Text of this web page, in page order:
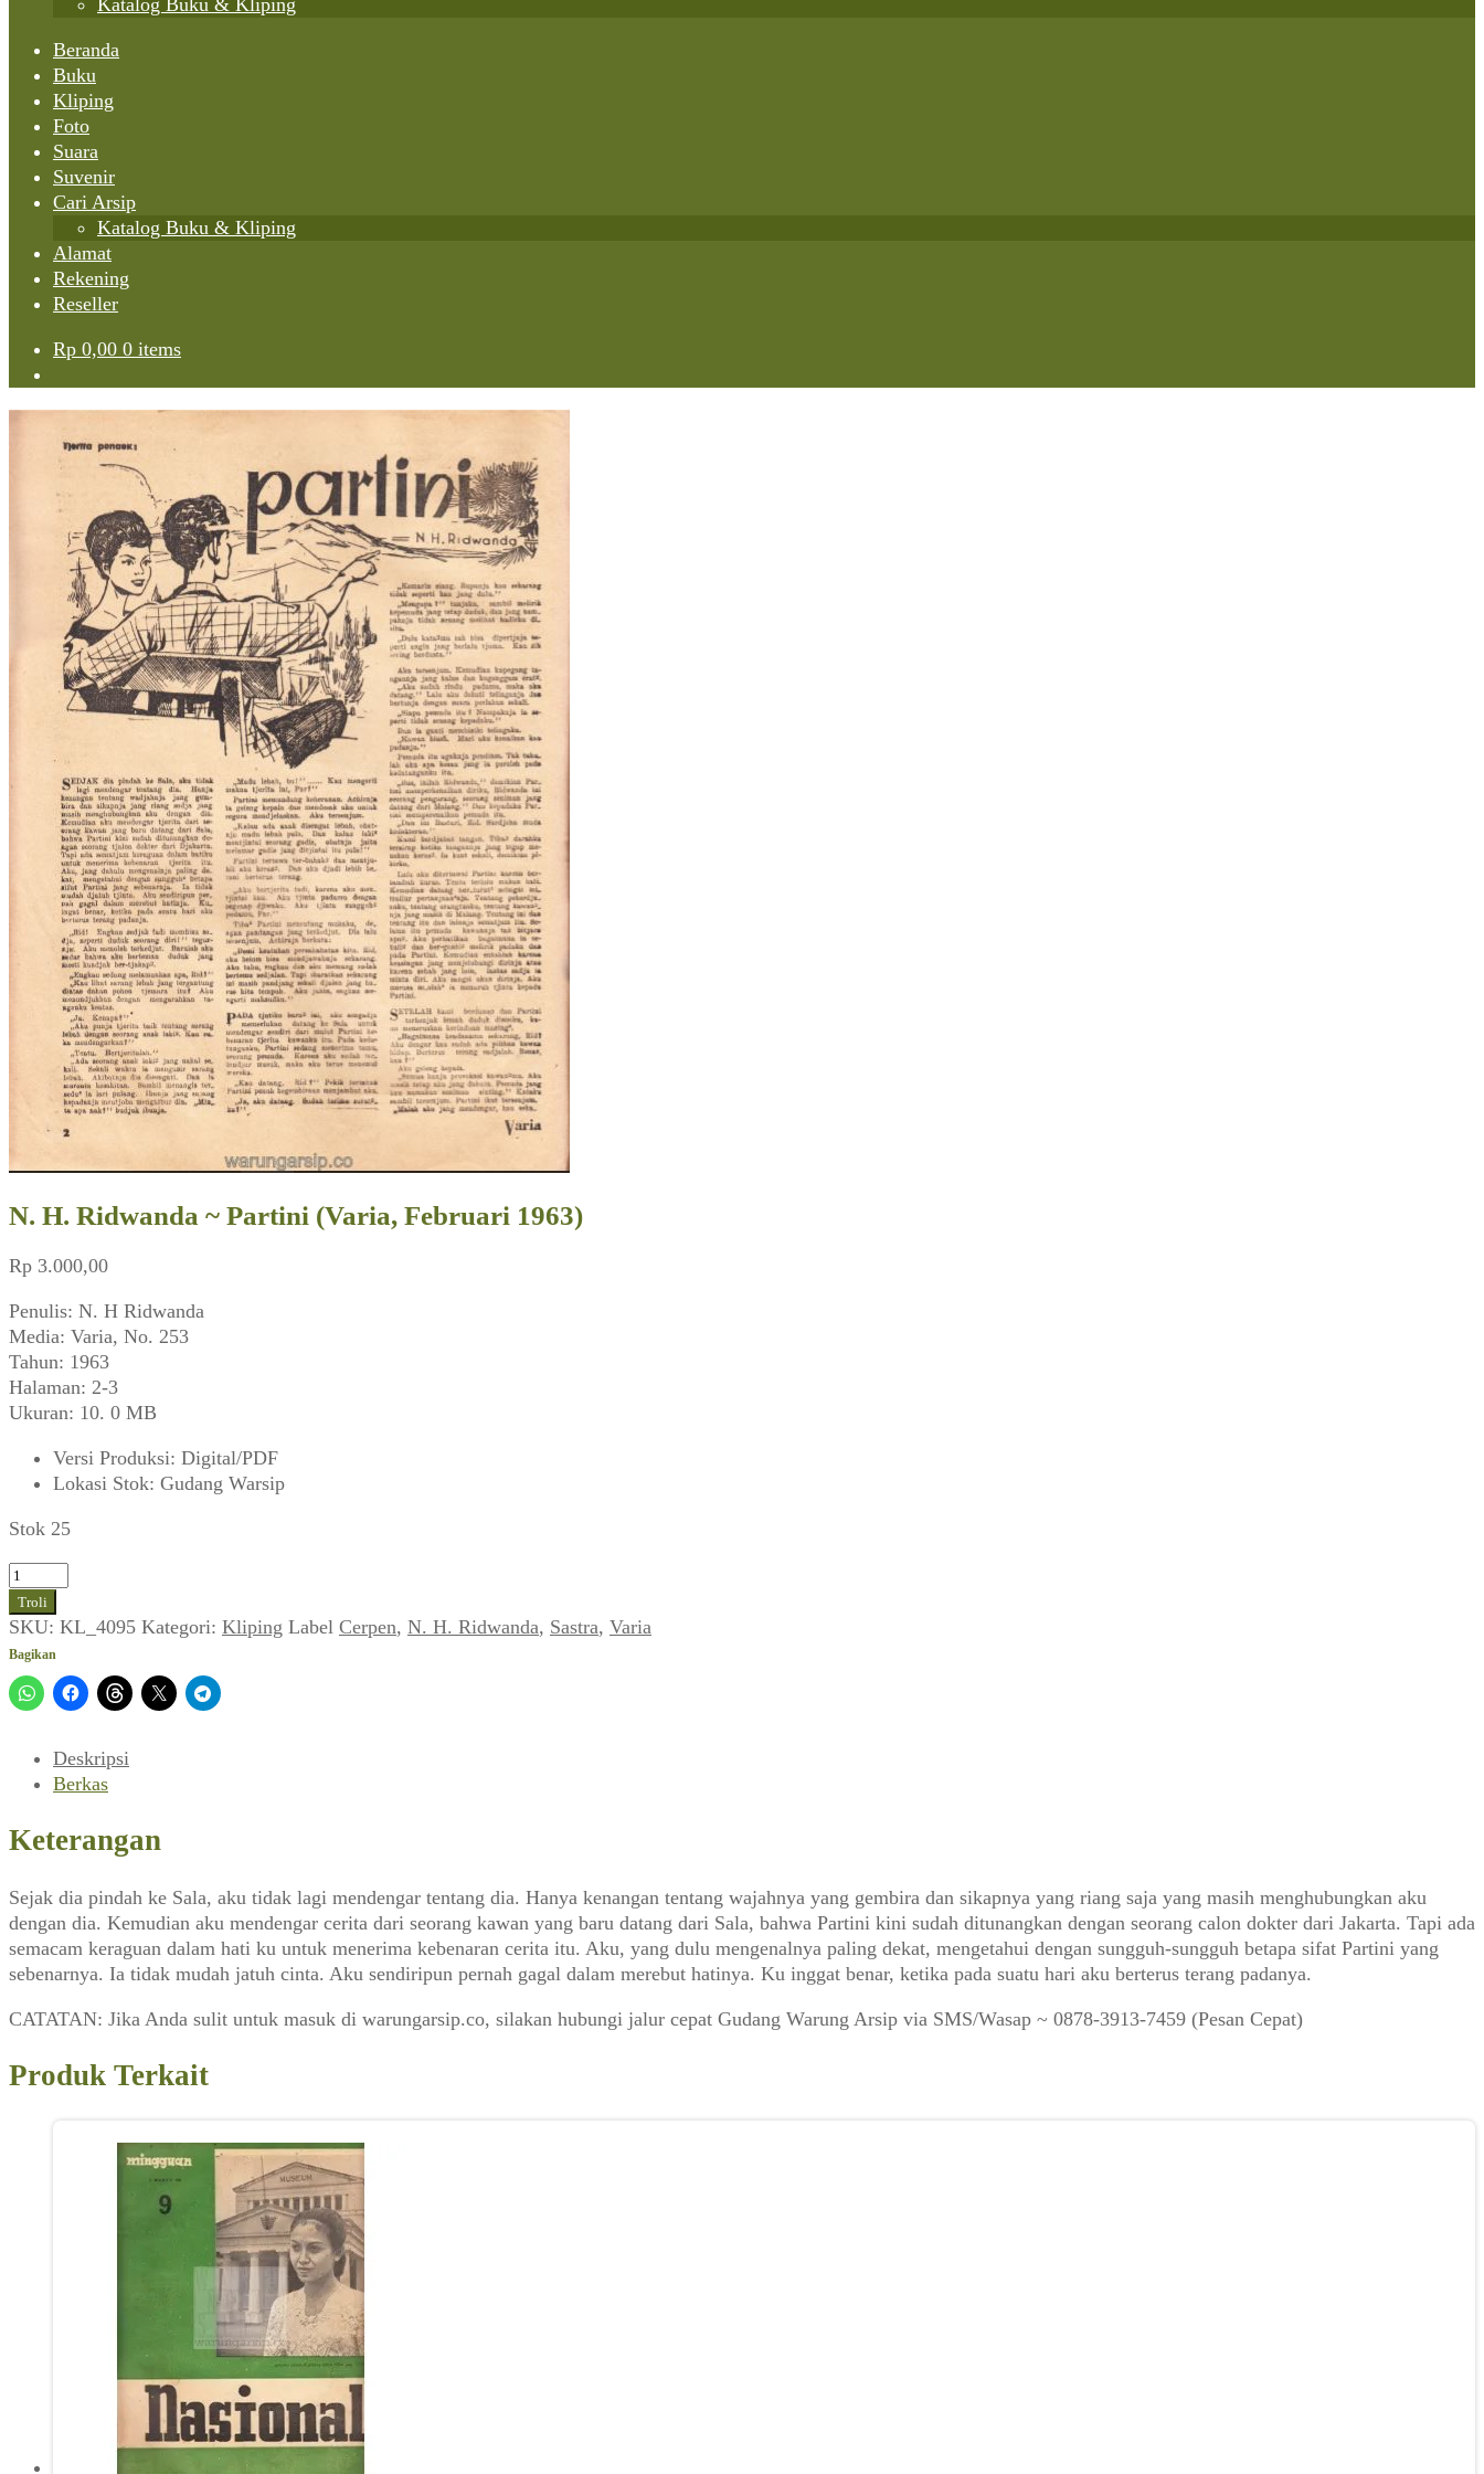
Katalog Buku & Kliping
Beranda
Buku
Kliping
Foto
Suara
Suvenir
Cari Arsip
Katalog Buku & Kliping
Alamat
Rekening
Reseller
Rp 0,00 0 items
N. H. Ridwanda ~ Partini (Varia, Februari 1963)
Rp 3.000,00
Penulis: N. H Ridwanda
Media: Varia, No. 253
Tahun: 1963
Halaman: 2-3
Ukuran: 10. 0 MB
Versi Produksi: Digital/PDF
Lokasi Stok: Gudang Warsip
Stok 25
Kuantitas
N.
H.
Ridwanda
~
Partini
Februari
1963)
Troli
SKU: KL_4095 Kategori: Kliping Label Cerpen, N. H. Ridwanda, Sastra, Varia
Bagikan
Deskripsi
Berkas
Keterangan
Sejak dia pindah ke Sala, aku tidak lagi mendengar tentang dia. Hanya kenangan tentang wajahnya yang gembira dan sikapnya yang riang saja yang masih menghubungkan aku
dengan dia. Kemudian aku mendengar cerita dari seorang kawan yang baru datang dari Sala, bahwa Partini kini sudah ditunangkan dengan seorang calon dokter dari Jakarta. Tapi ada
semacam keraguan dalam hati ku untuk menerima kebenaran cerita itu. Aku, yang dulu mengenalnya paling dekat, mengetahui dengan sungguh-sungguh betapa sifat Partini yang
sebenarnya. Ia tidak mudah jatuh cinta. Aku sendiripun pernah gagal dalam merebut hatinya. Ku inggat benar, ketika pada suatu hari aku berterus terang padanya.
CATATAN: Jika Anda sulit untuk masuk di warungarsip.co, silakan hubungi jalur cepat Gudang Warung Arsip via SMS/Wasap ~ 0878-3913-7459 (Pesan Cepat)
Produk Terkait